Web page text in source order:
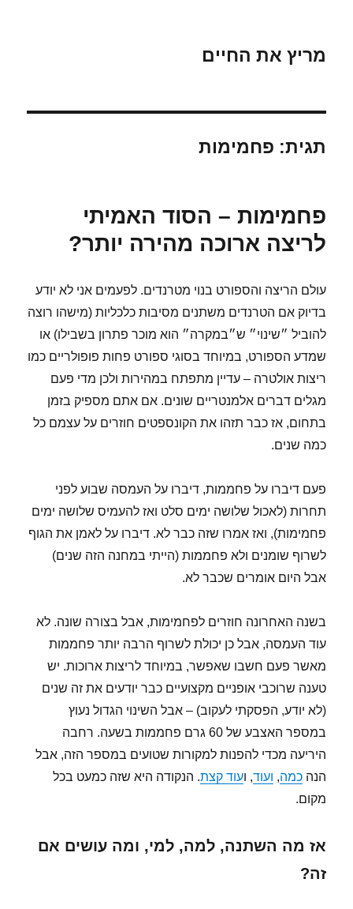
מריץ את החיים
תגית: פחמימות
פחמימות – הסוד האמיתי
לריצה ארוכה מהירה יותר?
עולם הריצה והספורט בנוי מטרנדים. לפעמים אני לא יודע
בדיוק אם הטרנדים משתנים מסיבות כלכליות (מישהו רוצה
להוביל ״שינוי״ ש״במקרה״ הוא מוכר פתרון בשבילו) או
שמדע הספורט, במיוחד בסוגי ספורט פחות פופולריים כמו
ריצות אולטרה – עדיין מתפתח במהירות ולכן מדי פעם
מגלים דברים אלמנטריים שונים. אם אתם מספיק בזמן
בתחום, אז כבר תזהו את הקונספטים חוזרים על עצמם כל
כמה שנים.
פעם דיברו על פחממות, דיברו על העמסה שבוע לפני
תחרות (לאכול שלושה ימים סלט ואז להעמיס שלושה ימים
פחמימות), ואז אמרו שזה כבר לא. דיברו על לאמן את הגוף
לשרוף שומנים ולא פחממות (הייתי במחנה הזה שנים)
אבל היום אומרים שכבר לא.
בשנה האחרונה חוזרים לפחמימות, אבל בצורה שונה. לא
עוד העמסה, אבל כן יכולת לשרוף הרבה יותר פחממות
מאשר פעם חשבו שאפשר, במיוחד לריצות ארוכות. יש
טענה שרוכבי אופניים מקצועיים כבר יודעים את זה שנים
(לא יודע, הפסקתי לעקוב) – אבל השינוי הגדול נעוץ
במספר האצבע של 60 גרם פחממות בשעה. רחבה
היריעה מכדי להפנות למקורות שטועים במספר הזה, אבל
הנהכמה, ועוד, ועוד קצת. הנקודה היא שזה כמעט בכל
מקום.
אז מה השתנה, למה, למי, ומה עושים אם
זה?